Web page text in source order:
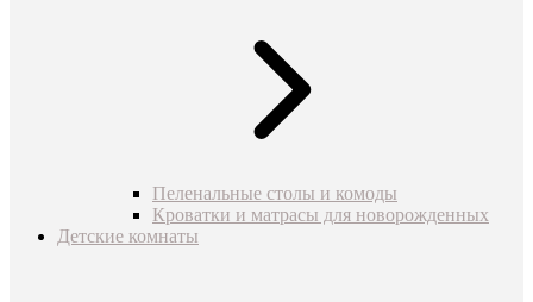
Пеленальные столы и комоды
Кроватки и матрасы для новорожденных
Детские комнаты